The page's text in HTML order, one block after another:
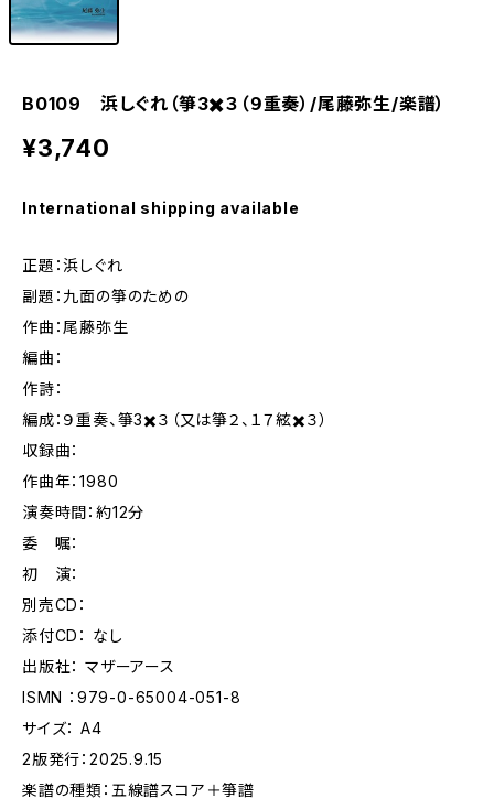
B0109 浜しぐれ（箏3✖️３（９重奏）/尾藤弥生/楽譜）
¥3,740
International shipping available
正題：浜しぐれ
副題：九面の箏のための
作曲：尾藤弥生
編曲：
作詩：
編成：９重奏、箏3✖️３（又は箏２、１７絃✖️３）
収録曲：
作曲年：1980
演奏時間：約12分
委 嘱：
初 演：
別売CD：
添付CD： なし
出版社： マザーアース
ISMN ：979-0-65004-051-8
サイズ： A4
2版発行：2025.9.15
楽譜の種類：五線譜スコア＋箏譜